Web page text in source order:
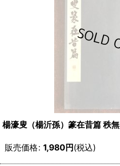
楊濠叟（楊沂孫）篆在昔篇 秩無
販売価格: 1,980円(税込)